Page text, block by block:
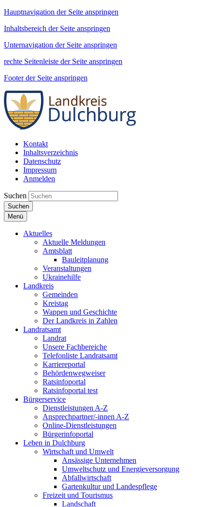
Hauptnavigation der Seite anspringen
Inhaltsbereich der Seite anspringen
Unternavigation der Seite anspringen
rechte Seitenleiste der Seite anspringen
Footer der Seite anspringen
Kontakt
Inhaltsverzeichnis
Datenschutz
Impressum
Anmelden
Suchen
Suchen
Menü
Aktuelles
Aktuelle Meldungen
Amtsblatt
Bauleitplanung
Veranstaltungen
Ukrainehilfe
Landkreis
Gemeinden
Kreistag
Wappen und Geschichte
Der Landkreis in Zahlen
Landratsamt
Landrat
Unsere Fachbereiche
Telefonliste Landratsamt
Karriereportal
Behördenwegweiser
Ratsinfoportal
Ratsinfoportal test
Bürgerservice
Dienstleistungen A-Z
Ansprechpartner/-innen A-Z
Online-Dienstleistungen
Bürgerinfoportal
Leben in Dulchburg
Wirtschaft und Umwelt
Ansässige Unternehmen
Umweltschutz und Energieversorgung
Abfallwirtschaft
Gartenkultur und Landespflege
Freizeit und Tourismus
Landschaft